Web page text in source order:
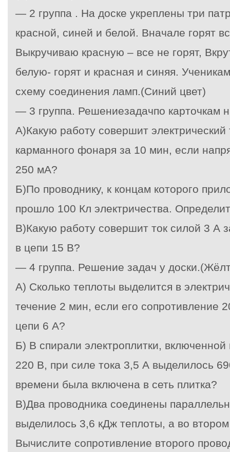
— 2 группа . На доске укреплены три
красной, синей и белой. Вначале горят
Выкручиваю красную – все не горят,
белую- горят и красная и синяя.
схему соединения ламп.(Синий цвет)
— 3 группа. Решениезадачпо карточкам
А)Какую работу совершит электрический
карманного фонаря за 10 мин, если
250 мА?
Б)По проводнику, к концам которого
прошло 100 Кл электричества.
В)Какую работу совершит ток силой 3 А
в цепи 15 В?
— 4 группа. Решение задач у
А) Сколько теплоты выделится в
течение 2 мин, если его сопротивление
цепи 6 А?
Б) В спирали электроплитки,
220 В, при силе тока 3,5 А выделилось
времени была включена в сеть плитка?
В)Два проводника соединены
выделилось 3,6 кДж теплоты, а во
Вычислите сопротивление второго